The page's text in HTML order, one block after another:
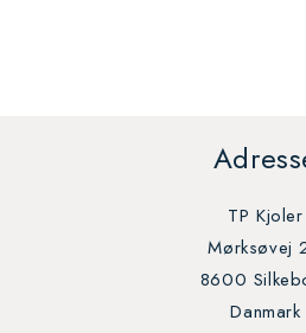
TP Kjoler
Mørksøvej
8600
Danmark